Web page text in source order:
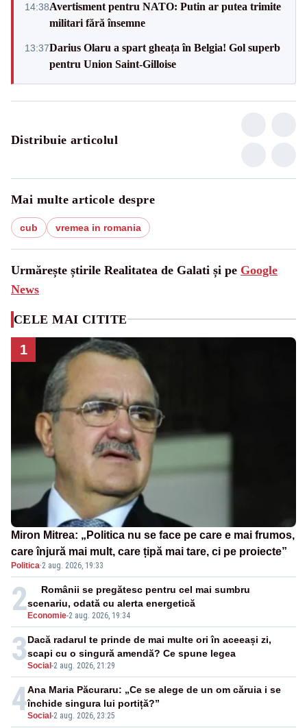
14:38Avertisment pentru NATO: Putin ar putea trimite
militari fără însemne
13:37Darius Olaru a spart gheața în Belgia! Gol superb
pentru Union Saint-Gilloise
Distribuie articolul
Mai multe articole despre
cub vremea in romania
Urmărește știrile Realitatea de Galati și pe Google
News
CELE MAI CITITE
1
Miron Mitrea: „Politica nu se face pe care e mai frumos,
care înjură mai mult, care țipă mai tare, ci pe proiecte”
Politica·2 aug. 2026, 19:33
2 Economie-2 aug. 2026, 19:34
Românii se pregătesc pentru cel mai sumbru
scenariu, odată cu alerta energetică
3Social -2 aug. 2026, 21:29
Dacă radarul te prinde de mai multe ori în aceeași zi,
scapi cu o singură amendă? Ce spune legea
4Social -2 aug. 2026, 23:25
Ana Maria Păcuraru: „Ce se alege de un om căruia i se
închide singura lui portiță?”